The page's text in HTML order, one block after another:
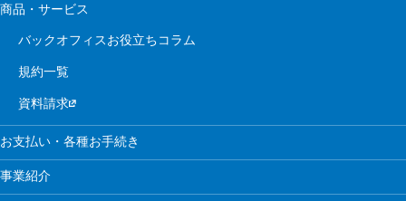
商品・サービス
バックオフィスお役立ちコラム
規約一覧
資料請求
お支払い・各種お手続き
事業紹介